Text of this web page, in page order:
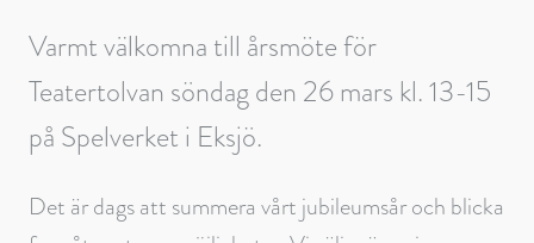
Varmt välkomna till årsmöte för
Teatertolvan söndag den 26 mars kl. 13-15
på Spelverket i Eksjö.
Det är dags att summera vårt jubileumsår och blicka